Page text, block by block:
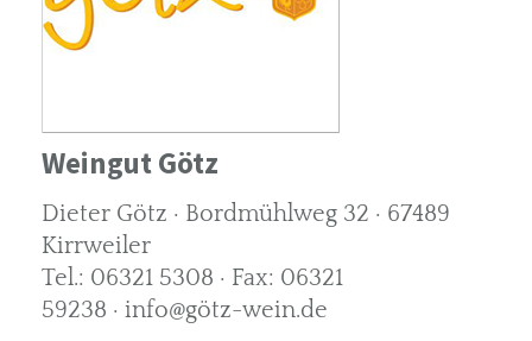
Weingut Götz
Dieter Götz · Bordmühlweg 32 · 67489
Kirrweiler
Tel.: 06321 5308 · Fax: 06321
59238 · info@götz-wein.de